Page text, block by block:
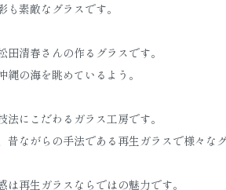
素敵なグラスです。
清春さんの作るグラスです。
の海を眺めているよう。
にこだわるガラス工房です。
昔ながらの手法である再生ガラスで様々な
再生ガラスならではの魅力です。